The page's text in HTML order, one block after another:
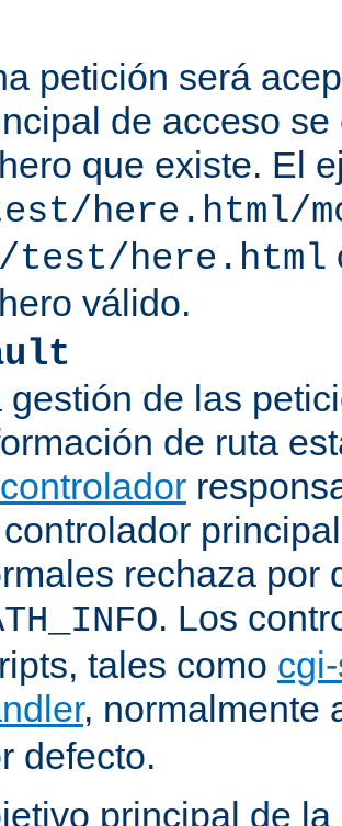
petición será
de acceso
que existe. El
here.html/
/test/here.html
válido.
gestión de las
de ruta
controlador
rechaza por
. Los
tales como
, normalmente
defecto.
principal de la